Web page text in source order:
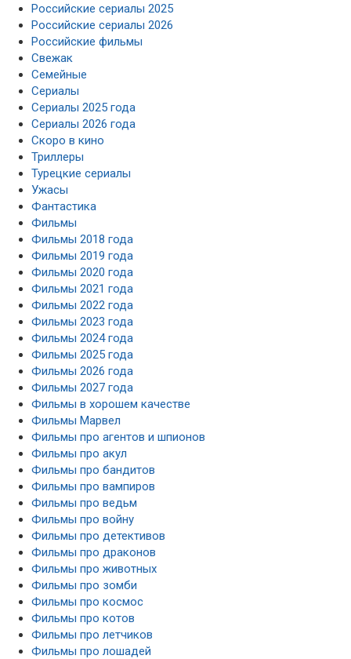
Российские сериалы 2025
Российские сериалы 2026
Российские фильмы
Свежак
Семейные
Сериалы
Сериалы 2025 года
Сериалы 2026 года
Скоро в кино
Триллеры
Турецкие сериалы
Ужасы
Фантастика
Фильмы
Фильмы 2018 года
Фильмы 2019 года
Фильмы 2020 года
Фильмы 2021 года
Фильмы 2022 года
Фильмы 2023 года
Фильмы 2024 года
Фильмы 2025 года
Фильмы 2026 года
Фильмы 2027 года
Фильмы в хорошем качестве
Фильмы Марвел
Фильмы про агентов и шпионов
Фильмы про акул
Фильмы про бандитов
Фильмы про вампиров
Фильмы про ведьм
Фильмы про войну
Фильмы про детективов
Фильмы про драконов
Фильмы про животных
Фильмы про зомби
Фильмы про космос
Фильмы про котов
Фильмы про летчиков
Фильмы про лошадей